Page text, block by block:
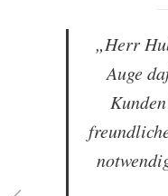
„Herr
Auge